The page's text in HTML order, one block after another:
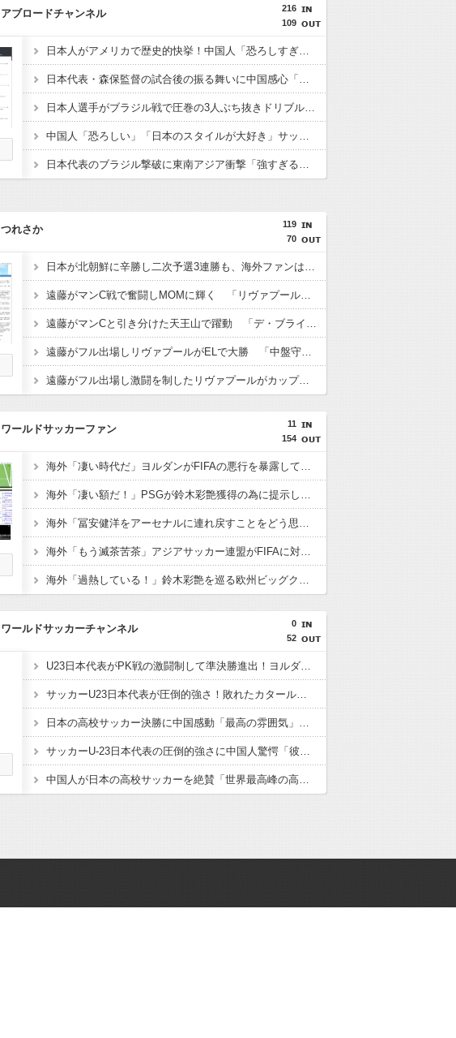
216
109
アブロードチャンネル
日本人がアメリカで歴史的快挙！中国人「恐ろしすぎる」「人間にこんなことが可能なのか？」「サッカーで例えるなら…」【海外の反応】
日本代表・森保監督の試合後の振る舞いに中国感心「親しみやすくて有能」「謙虚で礼儀正しい」【海外の反応】
日本人選手がブラジル戦で圧巻の3人ぶち抜きドリブル！中国人「バケモンだ」「風のような男」【海外の反応】
中国人「恐ろしい」「日本のスタイルが大好き」サッカー日本代表のブラジル戦初勝利に中国驚嘆【海外の反応】
日本代表のブラジル撃破に東南アジア衝撃「強すぎる「韓国は日本を見習わないと」「アジアは彼らにとって狭すぎる」【海外の反応】
119
70
つれさか
日本が北朝鮮に辛勝し二次予選3連勝も、海外ファンは采配に辛辣「おそろしい内容の後半」「今日の森保はチキン」
遠藤がマンC戦で奮闘しMOMに輝く 「リヴァプールの全てを体現している」「ダントツでリーグ最高のボランチ」
遠藤がマンCと引き分けた天王山で躍動 「デ・ブライネ封じ込めた」「プレミア最高のボランチ」「遠藤がサッカーだ」「当然ながらサポに愛されている」
遠藤がフル出場しリヴァプールがELで大勝 「中盤守備のスペシャリスト」「マジで絶大な存在」「決して怯まない」
遠藤がフル出場し激闘を制したリヴァプールがカップ制覇 「遠藤がチェルシーを完全に圧倒」「エンソとカイセドを合わせたよりも上」
11
154
ワールドサッカーファン
海外「凄い時代だ」ヨルダンがFIFAの悪行を暴露して海外大騒ぎ！（海外の反応）
海外「凄い額だ！」PSGが鈴木彩艶獲得の為に提示した金額に海外びっくり仰天！（海外の反応）
海外「冨安健洋をアーセナルに連れ戻すことをどう思う？」（海外の反応）
海外「もう滅茶苦茶」アジアサッカー連盟がFIFAに対する立場を明確にして海外大騒ぎ！（海外の反応）
海外「過熱している！」鈴木彩艶を巡る欧州ビッグクラブ争奪戦に海外興味津々！（海外の反応）
0
52
ワールドサッカーチャンネル
U23日本代表がPK戦の激闘制して準決勝進出！ヨルダン「史上最も奇妙なPK」「日本を追い詰めたことは誇らしい」【海外の反応】
サッカーU23日本代表が圧倒的強さ！敗れたカタール脱帽「日本は真のチャンピオン」「神の意志により我々は立ち上がる」【海外の反応】
日本の高校サッカー決勝に中国感動「最高の雰囲気」「こんな大会に出場したかった」【海外の反応】
サッカーU-23日本代表の圧倒的強さに中国人驚愕「彼らにアジアは狭すぎる」【海外の反応】
中国人が日本の高校サッカーを絶賛「世界最高峰の高校大会」「中国スーパーリーグと同レベル」【海外の反応】